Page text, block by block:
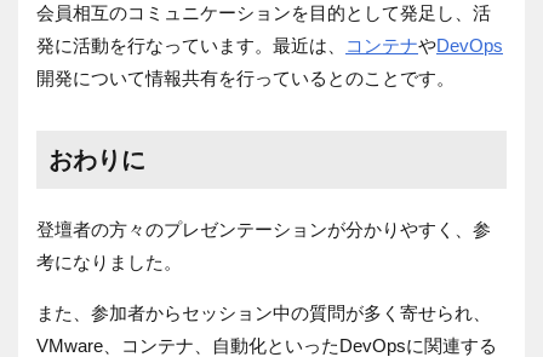
会員相互のコミュニケーションを目的として発足し、活
発に活動を行なっています。最近は、
コンテナやDevOps
開発について情報共有を行っているとのことです。
おわりに
登壇者の方々のプレゼンテーションが分かりやすく、参
考になりました。
また、参加者からセッション中の質問が多く寄せられ、
VMware、コンテナ、自動化といったDevOpsに関連する